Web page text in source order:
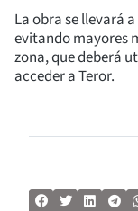
La obra se llevará
evitando mayores
zona, que deberá
acceder a Teror.